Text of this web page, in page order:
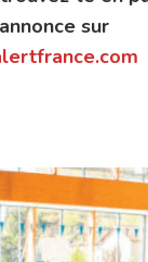
sur